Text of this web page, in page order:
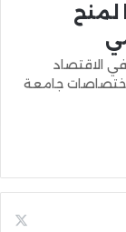
لمنح
الاقتصاد
جامعة